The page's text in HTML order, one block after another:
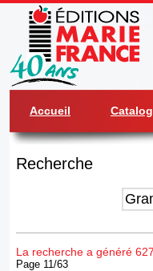
Accueil
Recherche
La recherche a généré
Page 11/63